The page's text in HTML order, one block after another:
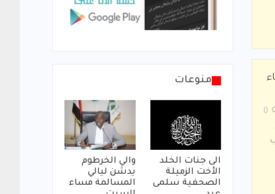
منوعات
الى جنات الخلد
الأخت الزميلة
الصحفية سلمى
والي الخرطوم
يدشن ليالي
المسالمة مساء